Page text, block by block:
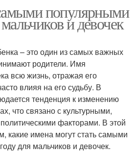
популярными
и девочек
– это один из самых важных
родители. Имя
всю жизнь, отражая его
влияя на его судьбу. В
тенденция к изменению
что связано с культурными,
факторами. В этой
какие имена могут стать самыми
для мальчиков и девочек.